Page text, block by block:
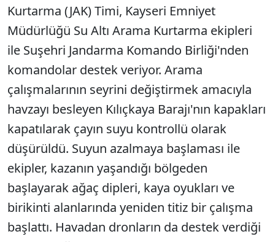
Kurtarma (JAK) Timi, Kayseri Emniyet
Müdürlüğü Su Altı Arama Kurtarma ekipleri
ile Suşehri Jandarma Komando Birliği'nden
komandolar destek veriyor. Arama
çalışmalarının seyrini değiştirmek amacıyla
havzayı besleyen Kılıçkaya Barajı'nın kapakları
kapatılarak çayın suyu kontrollü olarak
düşürüldü. Suyun azalmaya başlaması ile
ekipler, kazanın yaşandığı bölgeden
başlayarak ağaç dipleri, kaya oyukları ve
birikinti alanlarında yeniden titiz bir çalışma
başlattı. Havadan dronların da destek verdiği